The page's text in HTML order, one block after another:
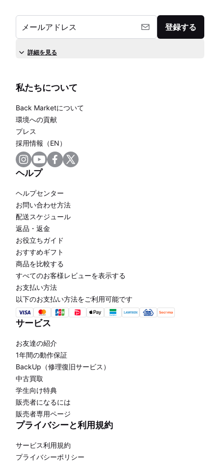
メールアドレス 登録する
詳細を見る
私たちについて
Back Marketについて
環境への貢献
プレス
採用情報（EN）
ヘルプ
ヘルプセンター
お問い合わせ方法
配送スケジュール
返品・返金
お役立ちガイド
おすすめギフト
商品を比較する
すべてのお客様レビューを表示する
お支払い方法
以下のお支払い方法をご利用可能です
サービス
お友達の紹介
1年間の動作保証
BackUp（修理復旧サービス）
中古買取
学生向け特典
販売者になるには
販売者専用ページ
プライバシーと利用規約
サービス利用規約
プライバシーポリシー